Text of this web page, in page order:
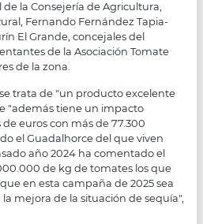
la Consejería de Agricultura,
Fernando Fernández Tapia-
El Grande, concejales del
de la Asociación Tomate
de la zona.
trata de "un producto excelente
"además tiene un impacto
euros con más de 77.300
el Guadalhorce del que viven
año 2024 ha comentado el
de kg de tomates los que
en esta campaña de 2025 sea
mejora de la situación de sequía",